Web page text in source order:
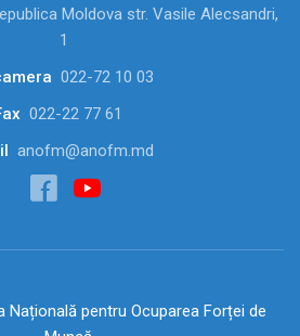
Moldova str. Vasile Alecsandri,
1
022-72 10 03
022-22 77 61
anofm@anofm.md
Națională pentru Ocuparea Forței de